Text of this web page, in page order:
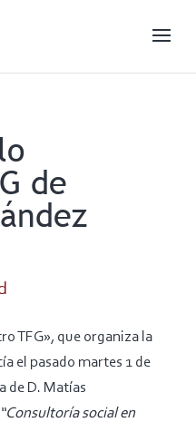
de
TFG», que organiza la
el pasado martes 1 de
de D. Matías
“Consultoría social en